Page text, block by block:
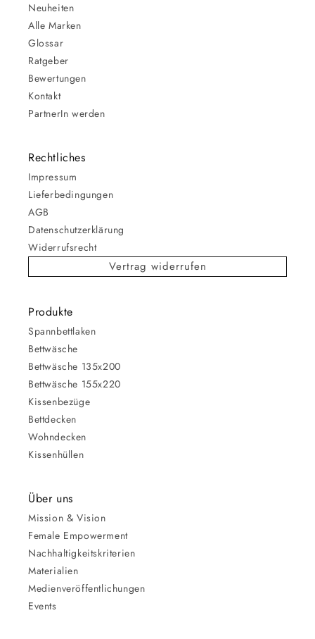
Neuheiten
Alle Marken
Glossar
Ratgeber
Bewertungen
Kontakt
PartnerIn werden
Rechtliches
Impressum
Lieferbedingungen
AGB
Datenschutzerklärung
Widerrufsrecht
Vertrag widerrufen
Produkte
Spannbettlaken
Bettwäsche
Bettwäsche 135x200
Bettwäsche 155x220
Kissenbezüge
Bettdecken
Wohndecken
Kissenhüllen
Über uns
Mission & Vision
Female Empowerment
Nachhaltigkeitskriterien
Materialien
Medienveröffentlichungen
Events